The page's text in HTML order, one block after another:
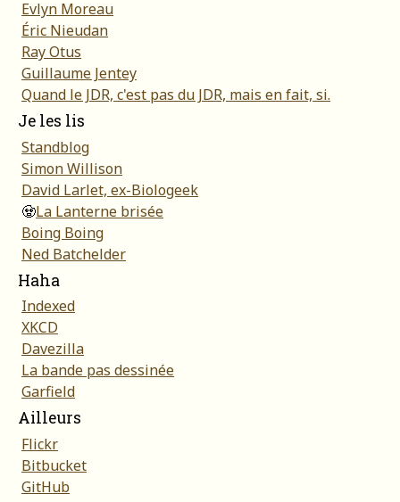
Evlyn Moreau
Éric Nieudan
Ray Otus
Guillaume Jentey
Quand le JDR, c'est pas du JDR, mais en fait, si.
Je les lis
Standblog
Simon Willison
David Larlet, ex-Biologeek
🧟La Lanterne brisée
Boing Boing
Ned Batchelder
Haha
Indexed
XKCD
Davezilla
La bande pas dessinée
Garfield
Ailleurs
Flickr
Bitbucket
GitHub